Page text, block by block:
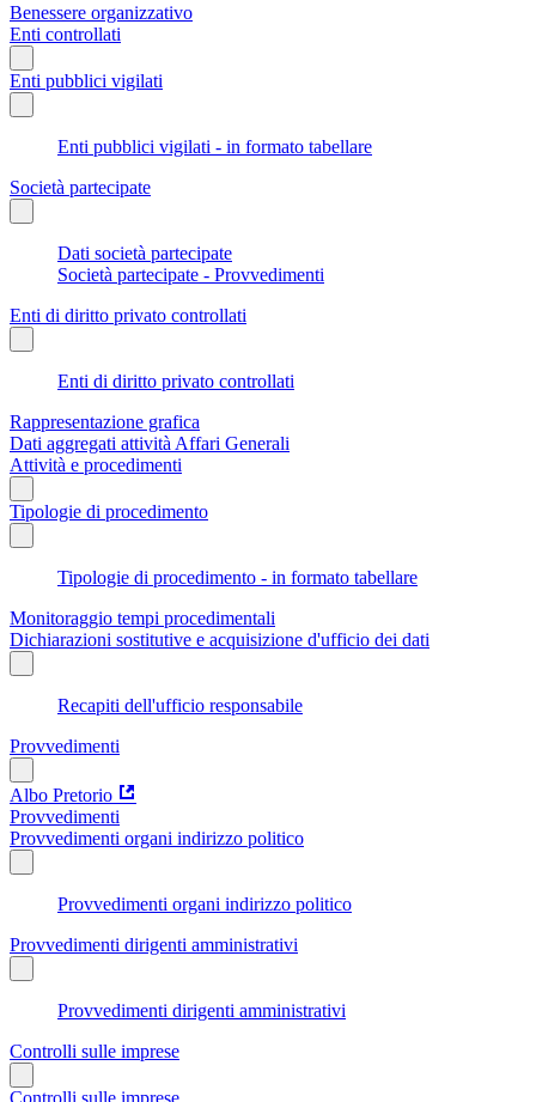
Benessere organizzativo
Enti controllati
Enti pubblici vigilati
Enti pubblici vigilati - in formato tabellare
Società partecipate
Dati società partecipate
Società partecipate - Provvedimenti
Enti di diritto privato controllati
Enti di diritto privato controllati
Rappresentazione grafica
Dati aggregati attività Affari Generali
Attività e procedimenti
Tipologie di procedimento
Tipologie di procedimento - in formato tabellare
Monitoraggio tempi procedimentali
Dichiarazioni sostitutive e acquisizione d'ufficio dei dati
Recapiti dell'ufficio responsabile
Provvedimenti
Albo Pretorio
Provvedimenti
Provvedimenti organi indirizzo politico
Provvedimenti organi indirizzo politico
Provvedimenti dirigenti amministrativi
Provvedimenti dirigenti amministrativi
Controlli sulle imprese
Controlli sulle imprese